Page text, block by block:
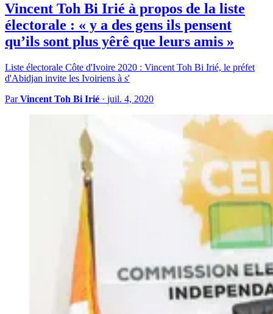
Vincent Toh Bi Irié à propos de la liste
électorale : « y a des gens ils pensent
qu’ils sont plus yêrê que leurs amis »
Liste électorale Côte d'Ivoire 2020 : Vincent Toh Bi Irié, le préfet
d'Abidjan invite les Ivoiriens à s'
ParVincent Toh Bi Irié · juil. 4, 2020